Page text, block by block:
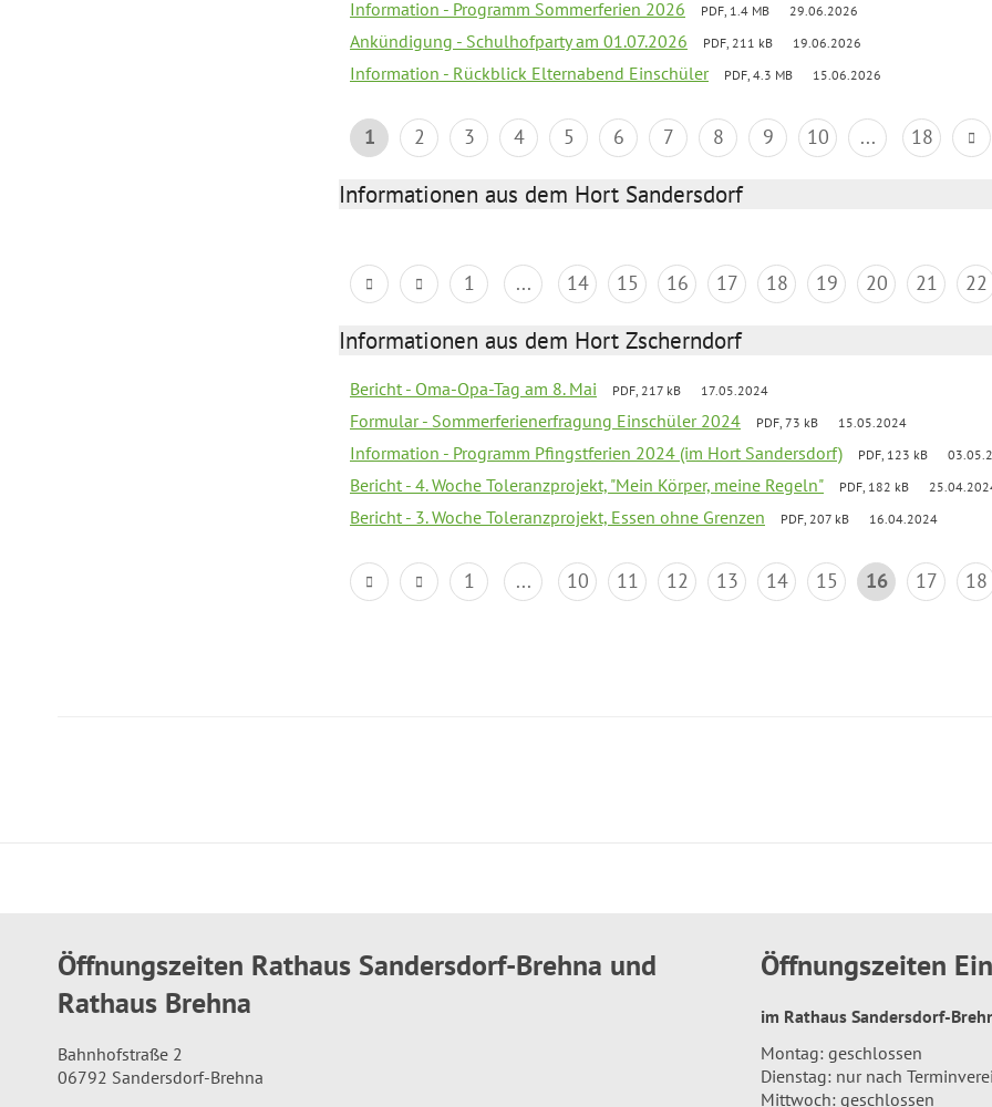
Information - Programm Sommerferien 2026 PDF, 1.4 MB 29.06.2026
Ankündigung - Schulhofparty am 01.07.2026 PDF, 211 kB 19.06.2026
Information - Rückblick Elternabend Einschüler PDF, 4.3 MB 15.06.2026
1 2 3 4 5 6 7 8 9 10 ... 18
Informationen aus dem Hort Sandersdorf
1 ... 14 15 16 17 18 19 20 21 22
Informationen aus dem Hort Zscherndorf
Bericht - Oma-Opa-Tag am 8. Mai PDF, 217 kB 17.05.2024
Formular - Sommerferienerfragung Einschüler 2024 PDF, 73 kB 15.05.2024
Information - Programm Pfingstferien 2024 (im Hort Sandersdorf) PDF, 123 kB
Bericht - 4. Woche Toleranzprojekt, "Mein Körper, meine Regeln" PDF, 182 kB
Bericht - 3. Woche Toleranzprojekt, Essen ohne Grenzen PDF, 207 kB 16.04.2024
1 ... 10 11 12 13 14 15 16 17 18
Öffnungszeiten Rathaus Sandersdorf-Brehna und
Rathaus Brehna
Bahnhofstraße 2
06792 Sandersdorf-Brehna
Öffnungszeiten
im Rathaus Sandersdorf-
Montag: geschlossen
Dienstag: nur nach
Mittwoch: geschlossen